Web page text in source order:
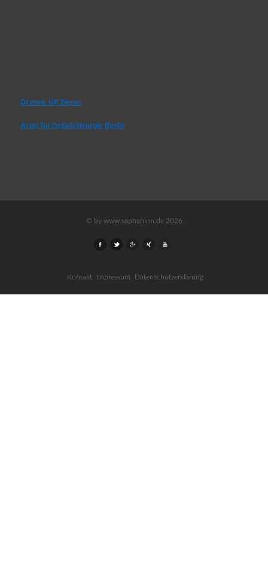
Dr.med. Ulf Zierau
Ärzte für Gefäßchirurgie Berlin
© by www.saphenion.de 2026
Kontakt Impressum Datenschutzerklärung